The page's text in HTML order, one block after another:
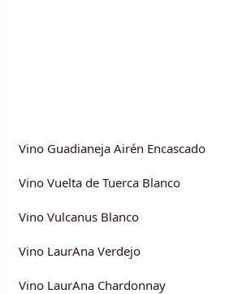
Vino Guadianeja Airén Encascado
Vino Vuelta de Tuerca Blanco
Vino Vulcanus Blanco
Vino LaurAna Verdejo
Vino LaurAna Chardonnay